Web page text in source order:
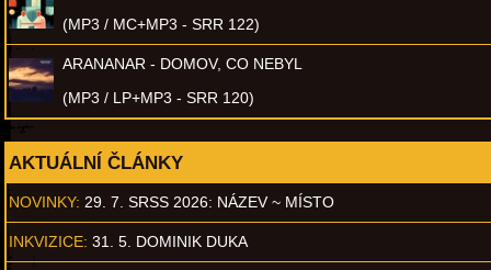
(MP3 / MC+MP3 - SRR 122)
ARANANAR - DOMOV, CO NEBYL
(MP3 / LP+MP3 - SRR 120)
AKTUÁLNÍ ČLÁNKY
NOVINKY: 29. 7. SRSS 2026: NÁZEV ~ MÍSTO
INKVIZICE: 31. 5. DOMINIK DUKA